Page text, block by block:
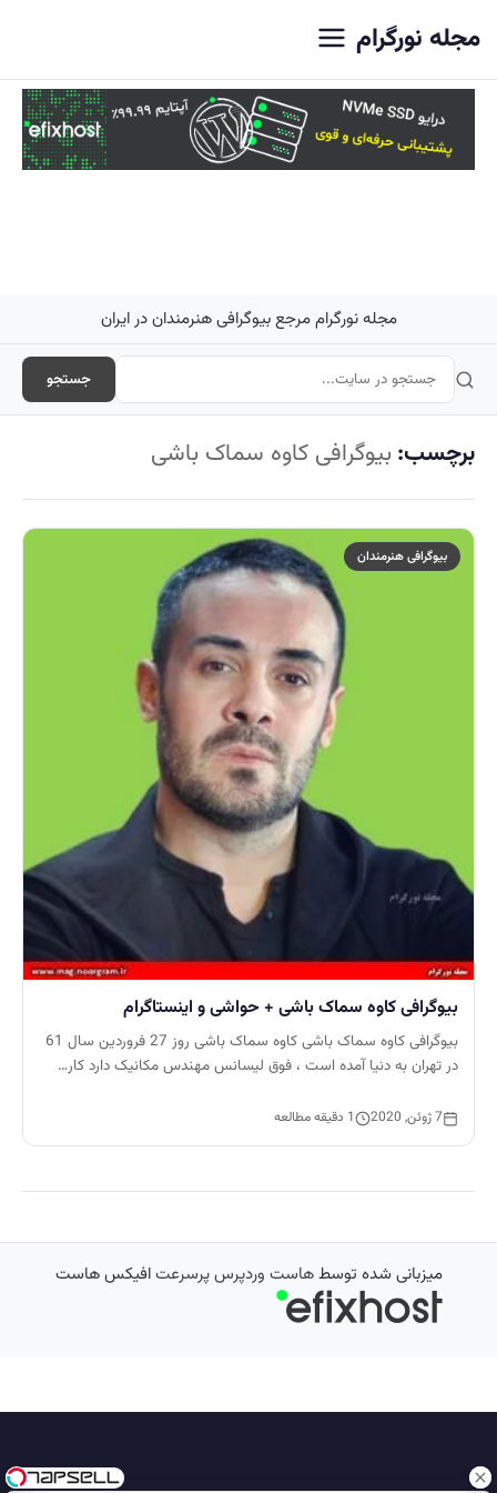
مجله نورگرام
مجله نورگرام مرجع بیوگرافی هنرمندان در ایران
جستجو
برچسب: بیوگرافی کاوه سماک باشی
بیوگرافی هنرمندان
بیوگرافی کاوه سماک باشی + حواشی و اینستاگرام
بیوگرافی کاوه سماک باشی کاوه سماک باشی روز 27 فروردین سال 61
در تهران به دنیا آمده است ، فوق لیسانس مهندس مکانیک دارد کار…
7 ژوئن, 2020 1 دقیقه مطالعه
میزبانی شده توسطهاست وردپرس پرسرعتافیکس هاست